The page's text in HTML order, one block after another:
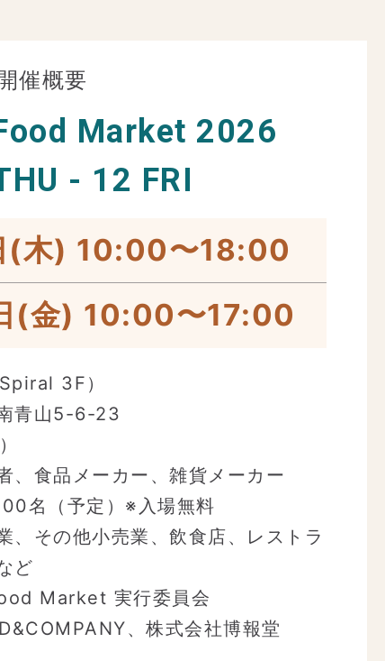
催概要
Market 2026
- 12 FRI
(木) 10:00〜18:00
(金) 10:00〜17:00
3F）
青山5-6-23
、食品メーカー、雑貨メーカー
名（予定）※入場無料
、その他小売業、飲食店、レストラ
ど
Market 実行委員会
、株式会社博報堂